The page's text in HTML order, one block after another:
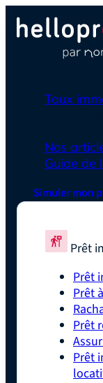
Taux
Nos
Guide de
Simuler mon
Prêt
Prêt
Prêt
Prêt
Prêt